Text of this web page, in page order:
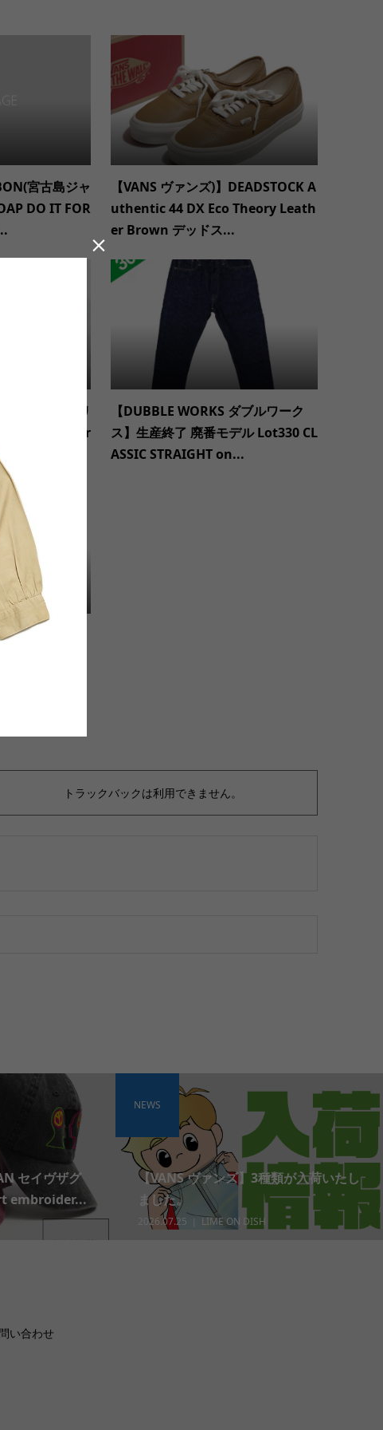
宮古島ジャ
DO IT FOR
【VANS ヴァンズ)】DEADSTOCK A
uthentic 44 DX Eco Theory Leath
er Brown デッドス...
ミリタリ
Global Industr
【DUBBLE WORKS ダブルワーク
ス】生産終了 廃番モデル Lot330 CL
ASSIC STRAIGHT on...
ックティ
S/S Tee
トラックバックは利用できません。
セイヴザグ
embroider...
【VANS ヴァンズ】3種類が入荷いたし
ました。
2026.07.25 LIME ON DISH
NEWS
い合わせ
